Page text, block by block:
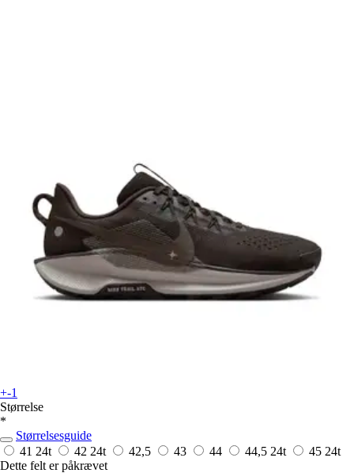
+-1
Størrelse
*
Størrelsesguide
41 24t 42 24t 42,5 43 44 44,5 24t 45 24t
Dette felt er påkrævet